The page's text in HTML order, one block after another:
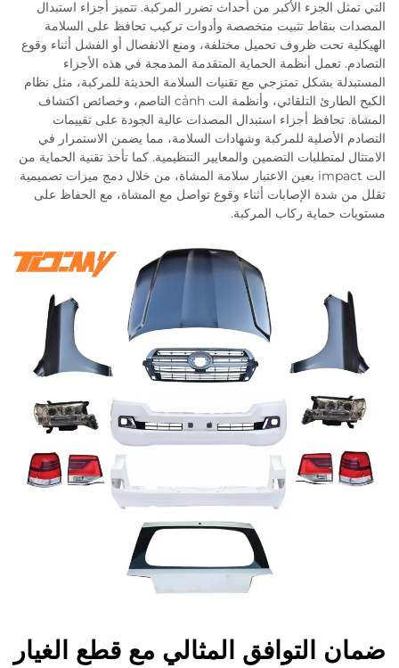
التي تمثل الجزء الأكبر من أحداث تضرر المركبة. تتميز أجزاء استبدال
المصدات بنقاط تثبيت متخصصة وأدوات تركيب تحافظ على السلامة
الهيكلية تحت ظروف تحميل مختلفة، ومنع الانفصال أو الفشل أثناء وقوع
التصادم. تعمل أنظمة الحماية المتقدمة المدمجة في هذه الأجزاء
المستبدلة بشكل تمتزجي مع تقنيات السلامة الحديثة للمركبة، مثل نظام
الكبح الطارئ التلقائي، وأنظمة الت cảnh التاصم، وخصائص اكتشاف
المشاة. تحافظ أجزاء استبدال المصدات عالية الجودة على تقييمات
التصادم الأصلية للمركبة وشهادات السلامة، مما يضمن الاستمرار في
الامتثال لمتطلبات التضمين والمعايير التنظيمية. كما تأخذ تقنية الحماية من
الت impact بعين الاعتبار سلامة المشاة، من خلال دمج ميزات تصميمية
تقلل من شدة الإصابات أثناء وقوع تواصل مع المشاة، مع الحفاظ على
مستويات حماية ركاب المركبة.
ضمان التوافق المثالي مع قطع الغيار